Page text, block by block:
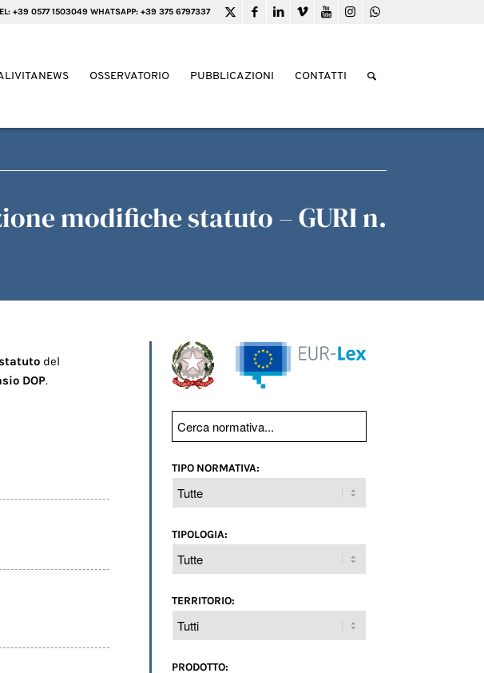
+39 0577 1503049 WHATSAPP: +39 375 6797337
OSSERVATORIO PUBBLICAZIONI CONTATTI
modifiche statuto – GURI n.
del
DOP.
TIPO NORMATIVA:
TIPOLOGIA:
TERRITORIO:
PRODOTTO: